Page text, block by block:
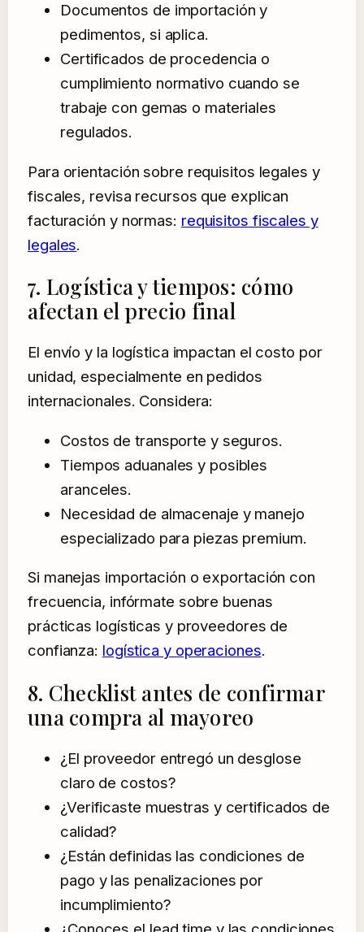
Documentos de importación y
pedimentos, si aplica.
Certificados de procedencia o
cumplimiento normativo cuando se
trabaje con gemas o materiales
regulados.
Para orientación sobre requisitos legales y
fiscales, revisa recursos que explican
facturación y normas: requisitos fiscales y
legales.
7. Logística y tiempos: cómo
afectan el precio final
El envío y la logística impactan el costo por
unidad, especialmente en pedidos
internacionales. Considera:
Costos de transporte y seguros.
Tiempos aduanales y posibles
aranceles.
Necesidad de almacenaje y manejo
especializado para piezas premium.
Si manejas importación o exportación con
frecuencia, infórmate sobre buenas
prácticas logísticas y proveedores de
confianza: logística y operaciones.
8. Checklist antes de confirmar
una compra al mayoreo
¿El proveedor entregó un desglose
claro de costos?
¿Verificaste muestras y certificados de
calidad?
¿Están definidas las condiciones de
pago y las penalizaciones por
incumplimiento?